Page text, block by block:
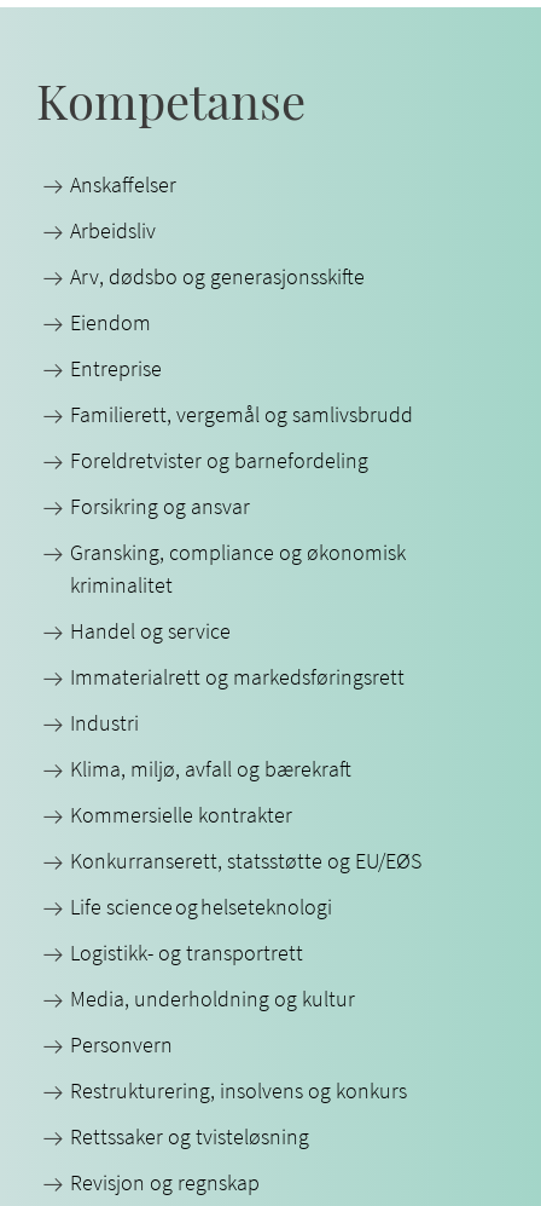
Kompetanse
Anskaffelser
Arbeidsliv
Arv, dødsbo og generasjonsskifte
Eiendom
Entreprise
Familierett, vergemål og samlivsbrudd
Foreldretvister og barnefordeling
Forsikring og ansvar
Gransking, compliance og økonomisk
kriminalitet
Handel og service
Immaterialrett og markedsføringsrett
Industri
Klima, miljø, avfall og bærekraft
Kommersielle kontrakter
Konkurranserett, statsstøtte og EU/EØS
Life science og helseteknologi
Logistikk- og transportrett
Media, underholdning og kultur
Personvern
Restrukturering, insolvens og konkurs
Rettssaker og tvisteløsning
Revisjon og regnskap